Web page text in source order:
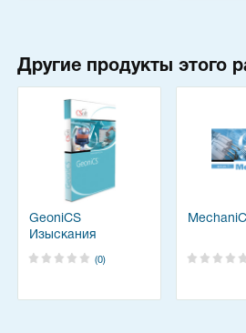
Другие продукты этого
GeoniCS
Изыскания
(0)